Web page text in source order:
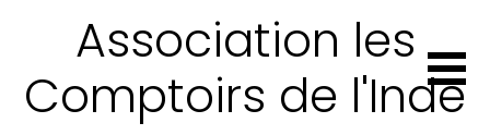
Association les
Comptoirs de l'Inde